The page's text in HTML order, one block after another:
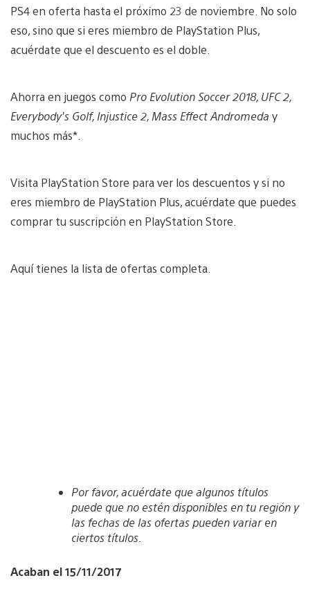
PS4 en oferta hasta el próximo 23 de noviembre. No solo
eso, sino que si eres miembro de PlayStation Plus,
acuérdate que el descuento es el doble.
Ahorra en juegos como Pro Evolution Soccer 2018, UFC 2,
Everybody’s Golf, Injustice 2, Mass Effect Andromeda y
muchos más*.
Visita PlayStation Store para ver los descuentos y si no
eres miembro de PlayStation Plus, acuérdate que puedes
comprar tu suscripción en PlayStation Store.
Aquí tienes la lista de ofertas completa.
Por favor, acuérdate que algunos títulos
puede que no estén disponibles en tu región y
las fechas de las ofertas pueden variar en
ciertos títulos.
Acaban el 15/11/2017